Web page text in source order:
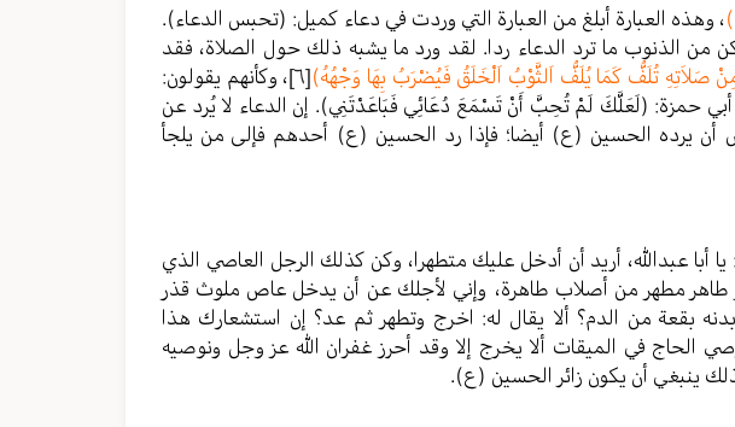
، وهذه العبارة أبلغ من العبارة التي وردت في دعاء كميل: (تحبس الدعاء).
من الذنوب ما ترد الدعاء ردا. لقد ورد ما يشبه ذلك حول الصلاة، فقد
صَلاَتِهِ تُلَفُّ كَمَا يُلَفُّ اَلثَّوْبُ اَلْخَلَقُ فَيُضْرَبُ بِهَا وَجْهُهُ)[٦]
، وكأنهم يقولون:
حمزة: (لَعَلَّكَ لَمْ تُحِبَّ أَنْ تَسْمَعَ دُعَائِي فَبَاعَدْتَنِي). إن الدعاء لا يُرد عن
يرده الحسين (ع) أيضا؛ فإذا رد الحسين (ع) أحدهم فإلى من يلجأ
عبدالله، أريد أن أدخل عليك متطهرا، وكن كذلك الرجل العاصي الذي
مطهر من أصلاب طاهرة، وإني لأجلك عن أن يدخل عاص ملوث قذر
بقعة من الدم؟ ألا يقال له: اخرج وتطهر ثم عد؟ إن استشعارك هذا
الحاج في الميقات ألا يخرج إلا وقد أحرز غفران الله عز وجل ونوصيه
ينبغي أن يكون زائر الحسين (ع).